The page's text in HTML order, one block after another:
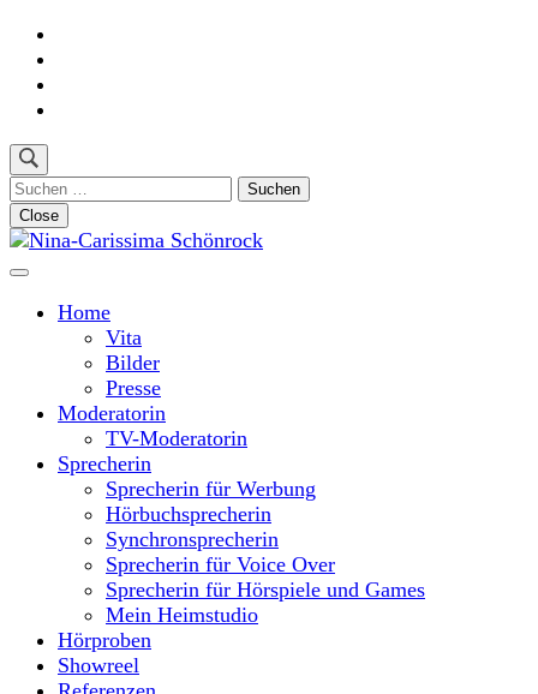
Skip
content
(Press
Suchen
nach:
Close
Nina-Carissima Schönrock
Home
Vita
Bilder
Presse
Moderatorin
TV-Moderatorin
Sprecherin
Sprecherin für Werbung
Hörbuchsprecherin
Synchronsprecherin
Sprecherin für Voice Over
Sprecherin für Hörspiele und Games
Mein Heimstudio
Hörproben
Showreel